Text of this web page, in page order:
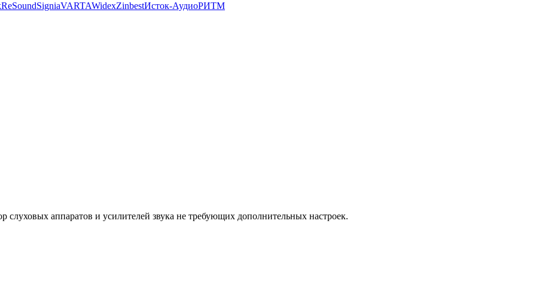
ReSoundSigniaVARTAWidexZinbestИсток-АудиоРИТМ
аппаратов и усилителей звука не требующих дополнительных настроек.